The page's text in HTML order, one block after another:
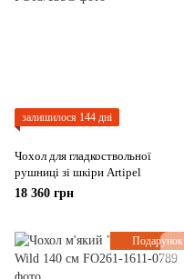
залишилося 144 дні
Чохол для гладкоствольної
рушниці зі шкіри Artipel
18 360 грн
Подарунок